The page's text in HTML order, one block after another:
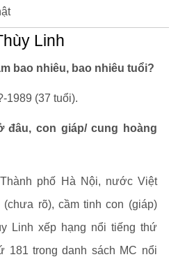
Linh
bao nhiêu, bao nhiêu tuổi?
1989 (37 tuổi).
đâu, con giáp/ cung hoàng
phố Hà Nội, nước Việt
rõ), cầm tinh con (giáp)
Linh xếp hạng nổi tiếng thứ
181 trong danh sách MC nổi